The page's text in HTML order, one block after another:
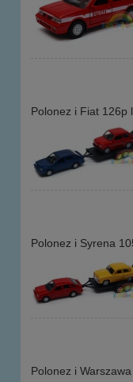
Polonez i Fiat 126p
Polonez i Syrena
Polonez i